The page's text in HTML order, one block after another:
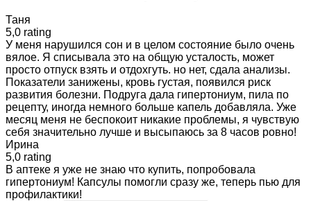
Таня
5,0 rating
У меня нарушился сон и в целом состояние было очень
вялое. Я списывала это на общую усталость, может
просто отпуск взять и отдохгуть. но нет, сдала анализы.
Показатели занижены, кровь густая, появился риск
развития болезни. Подруга дала гипертониум, пила по
рецепту, иногда немного больше капель добавляла. Уже
месяц меня не беспокоит никакие проблемы, я чувствую
себя значительно лучше и высыпаюсь за 8 часов ровно!
Ирина
5,0 rating
В аптеке я уже не знаю что купить, попробовала
гипертониум! Капсулы помогли сразу же, теперь пью для
профилактики!